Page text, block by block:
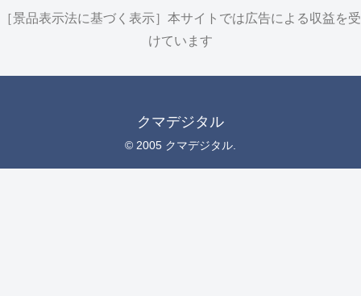
［景品表示法に基づく表示］本サイトでは広告による収益を受
けています
クマデジタル
© 2005 クマデジタル.